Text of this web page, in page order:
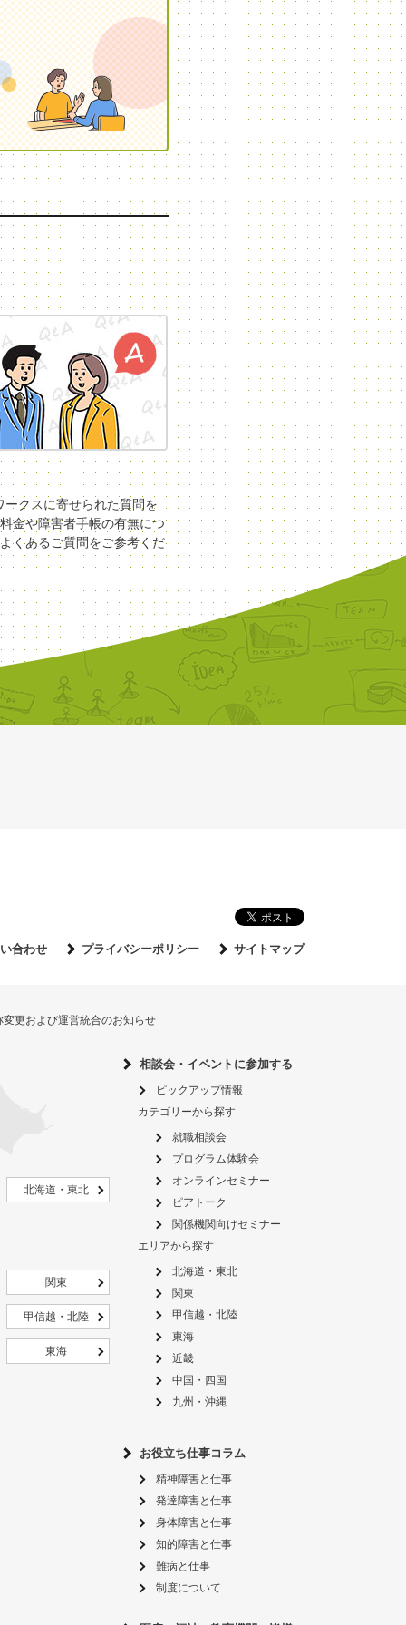
ークスに寄せられた質問を
金や障害者手帳の有無につ
くあるご質問をご参考くだ
合わせ プライバシーポリシー サイトマップ
更および運営統合のお知らせ
北海道・東北
関東
甲信越・北陸
東海
相談会・イベントに参加する
ピックアップ情報
カテゴリーから探す
就職相談会
プログラム体験会
オンラインセミナー
ピアトーク
関係機関向けセミナー
エリアから探す
北海道・東北
関東
甲信越・北陸
東海
近畿
中国・四国
九州・沖縄
お役立ち仕事コラム
精神障害と仕事
発達障害と仕事
身体障害と仕事
知的障害と仕事
難病と仕事
制度について